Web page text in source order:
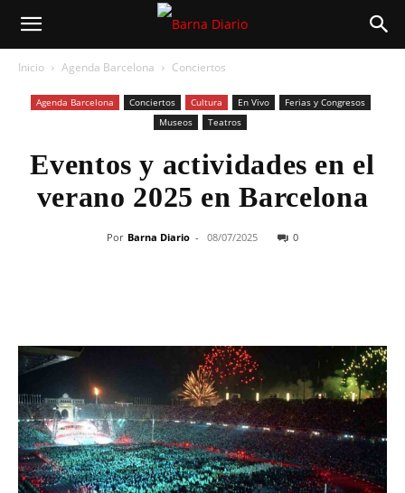
Inicio Agenda Barcelona Conciertos
Agenda Barcelona Conciertos Cultura En Vivo
Ferias y Congresos
Museos
Teatros
Eventos y actividades en el
verano 2025 en Barcelona
Por Barna Diario - 08/07/2025 0